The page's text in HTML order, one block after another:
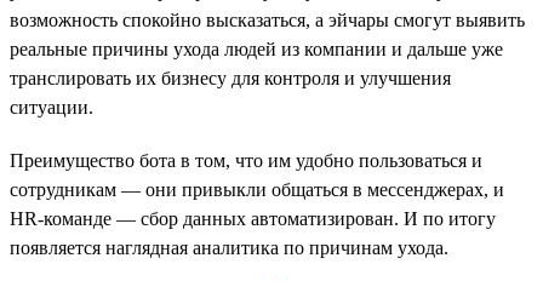
возможность спокойно высказаться, а эйчары смогут выявить
реальные причины ухода людей из компании и дальше уже
транслировать их бизнесу для контроля и улучшения
ситуации.
Преимущество бота в том, что им удобно пользоваться и
сотрудникам — они привыкли общаться в мессенджерах, и
HR-команде — сбор данных автоматизирован. И по итогу
появляется наглядная аналитика по причинам ухода.